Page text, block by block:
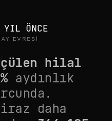
ÖNCE
EVRESI
hilal
%aydınlık
daha